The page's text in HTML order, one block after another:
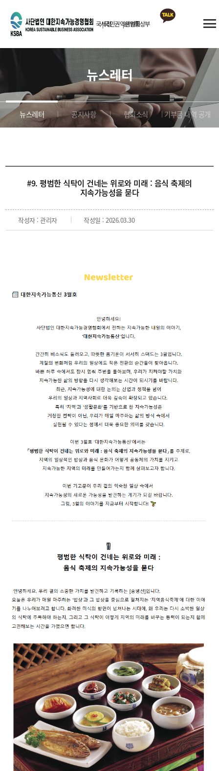
국세청국민권익위원회
산업통상부
뉴스레터
뉴스레터 공지사항 협회소식 기부금 내역 공개
#9. 평범한 식탁이 건네는 위로와 미래 : 음식 축제의
지속가능성을 묻다
작성자 : 관리자 작성일 : 2026.03.30